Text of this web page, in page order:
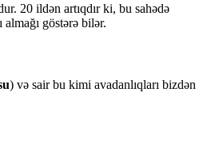
20 ildən artıqdır ki, bu sahədə
almağı göstərə bilər.
) və sair bu kimi avadanlıqları bizdən